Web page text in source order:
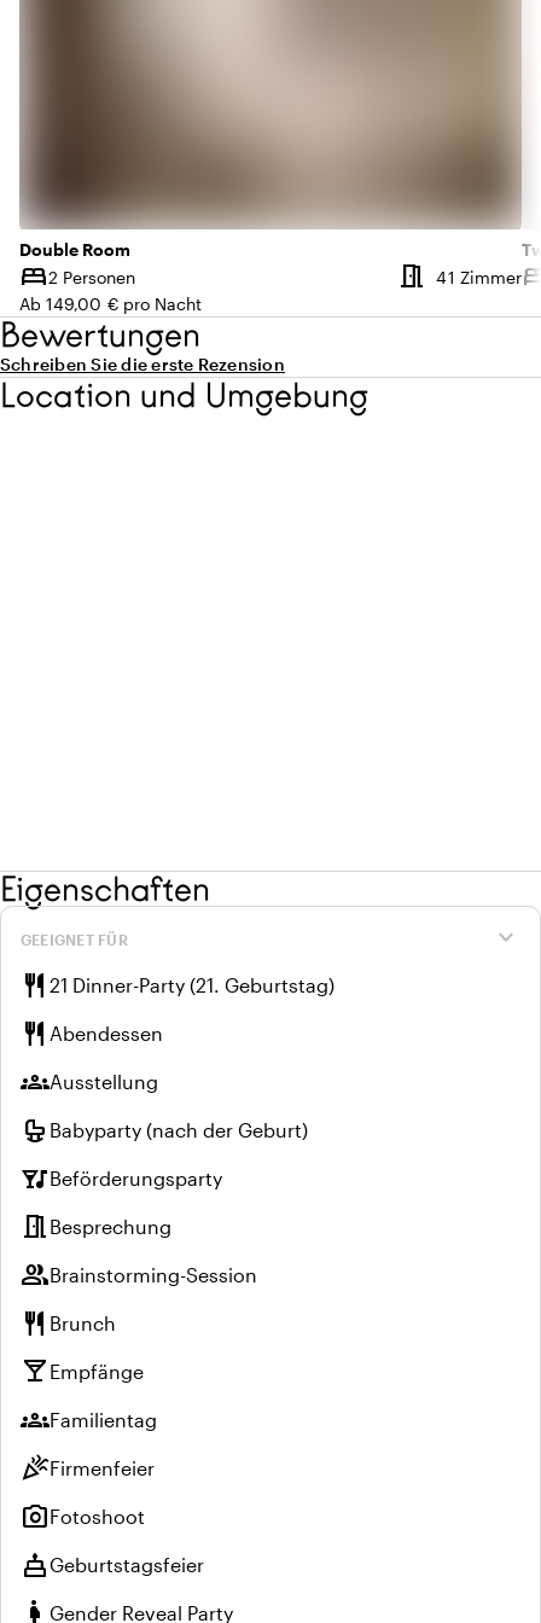
Double Room
bed
Kapazität
2 Personen meeting_room
41 Zimmer
Ab 149,00 € pro Nacht
Bewertungen
Schreiben Sie die erste Rezension
Location und Umgebung
Eigenschaften
expand_more
GEEIGNET FÜR
restaurant 21 Dinner-Party (21. Geburtstag)
restaurant Abendessen
groupsAusstellung
crib Babyparty (nach der Geburt)
nightlifeBeförderungsparty
meeting_room Besprechung
groupBrainstorming-Session
restaurant Brunch
local_bar Empfänge
groupsFamilientag
celebrationFirmenfeier
photo_cameraFotoshoot
cakeGeburtstagsfeier
pregnant_woman Gender Reveal Party